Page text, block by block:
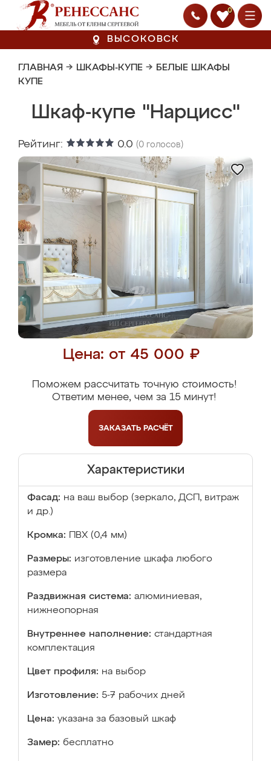
0
ВЫСОКОВСК
ГЛАВНАЯ → ШКАФЫ-КУПЕ → БЕЛЫЕ ШКАФЫ
КУПЕ
Шкаф-купе "Нарцисс"
Рейтинг: 0.0 (0 голосов)
Цена: от 45 000 ₽
Поможем рассчитать точную стоимость!
Ответим менее, чем за 15 минут!
ЗАКАЗАТЬ РАСЧЁТ
Характеристики
Фасад: на ваш выбор (зеркало, ДСП, витраж
и др.)
Кромка: ПВХ (0,4 мм)
Размеры: изготовление шкафа любого
размера
Раздвижная система: алюминиевая,
нижнеопорная
Внутреннее наполнение: стандартная
комплектация
Цвет профиля: на выбор
Изготовление: 5-7 рабочих дней
Цена: указана за базовый шкаф
Замер: бесплатно